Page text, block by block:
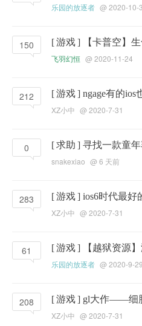
乐园的放逐者 @ 2020-10-
150 [游戏]
【卡普空】
飞羽幻恒 @ 2020-11-24
212 [游戏] ngage有的
XZ小中 @ 2020-7-31
0 [求助 ] 寻找一款童
snakexiao @6 天前
283 [游戏] ios6时代最
XZ小中 @ 2020-7-31
61 [游戏]
【越狱资源
乐园的放逐者 @ 2020-9-29
208 [游戏] gl大作——细
XZ小中 @ 2020-7-31